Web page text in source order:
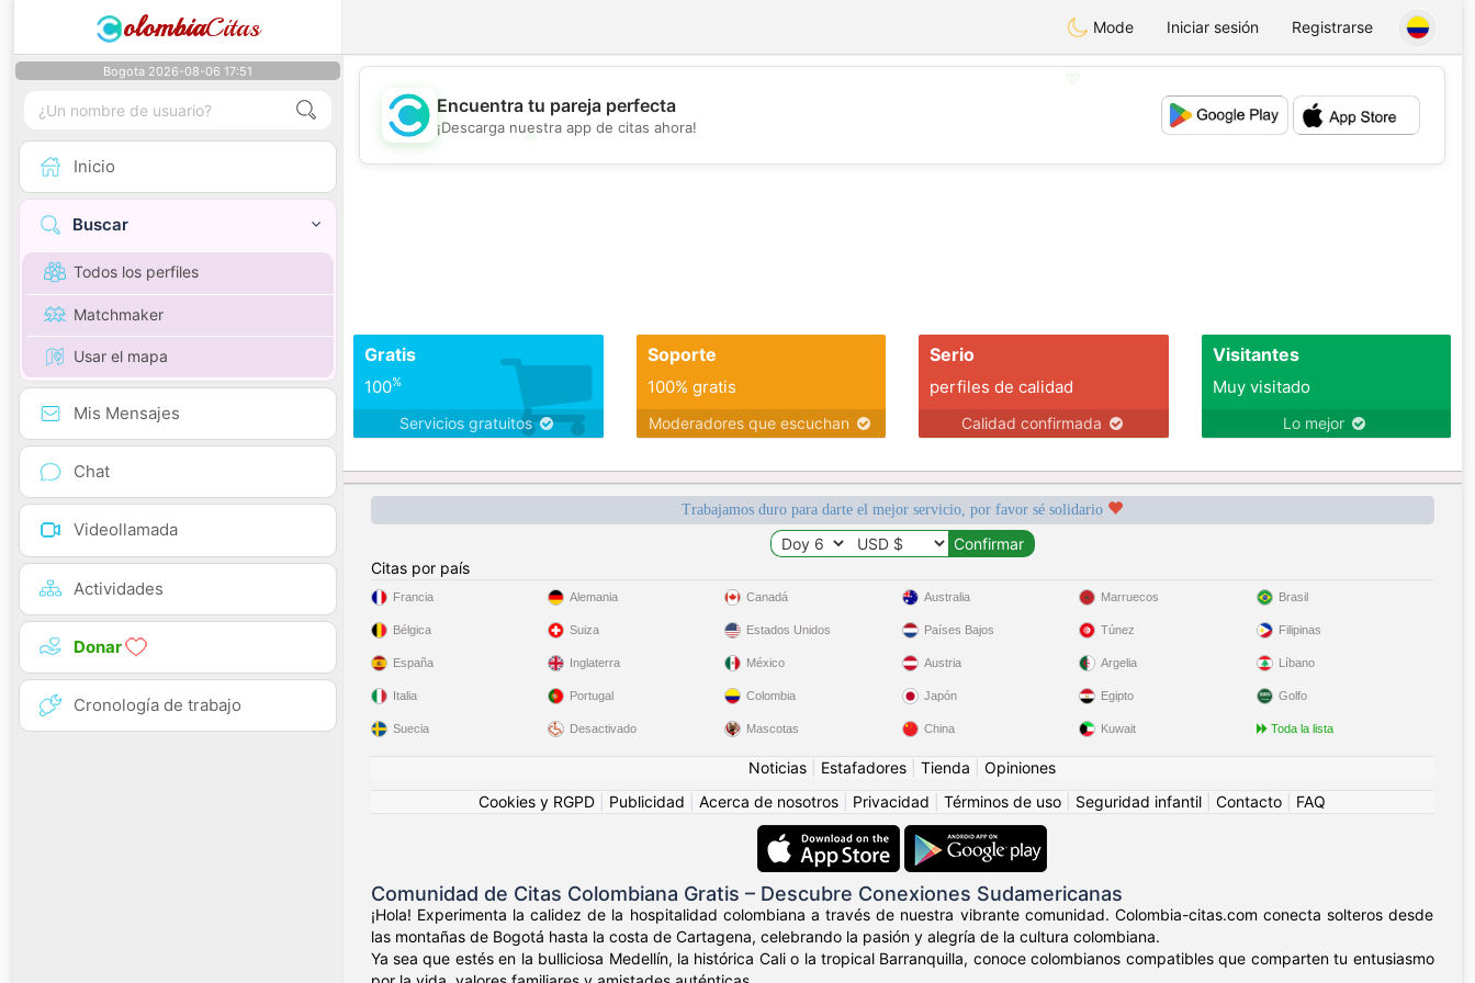
olombiaCitas Mode Iniciar sesión Registrarse
Bogota 2026-08-06 17:51
Inicio
Buscar
Todos los perfiles
Matchmaker
Usar el mapa
Mis Mensajes
Chat
Videollamada
Actividades
Donar
Cronología de trabajo
💖
💕
Encuentra tu pareja perfecta
¡Descarga nuestra app de citas ahora!
Gratis
100%
Servicios gratuitos
Soporte
100% gratis
Moderadores que escuchan
Serio
perfiles de calidad
Calidad confirmada
Visitantes
Muy visitado
Lo mejor
Trabajamos duro para darte el mejor servicio, por favor sé solidario
Citas por país
Francia
Bélgica
España
Italia
Suecia
Alemania
Suiza
Inglaterra
Portugal
Desactivado
Canadá
Estados Unidos
México
Colombia
Mascotas
Australia
Países Bajos
Austria
Japón
China
Marruecos
Túnez
Argelia
Egipto
Kuwait
Brasil
Filipinas
Líbano
Golfo
Toda la lista
Noticias Estafadores Tienda
Opiniones
Cookies y RGPD
Publicidad Acerca de nosotros Privacidad Términos de uso Seguridad infantil Contacto FAQ
Comunidad de Citas Colombiana Gratis – Descubre Conexiones Sudamericanas
¡Hola! Experimenta la calidez de la hospitalidad colombiana a través de nuestra vibrante comunidad. Colombia-citas.com conecta solteros desde
las montañas de Bogotá hasta la costa de Cartagena, celebrando la pasión y alegría de la cultura colombiana.
Ya sea que estés en la bulliciosa Medellín, la histórica Cali o la tropical Barranquilla, conoce colombianos compatibles que comparten tu entusiasmo